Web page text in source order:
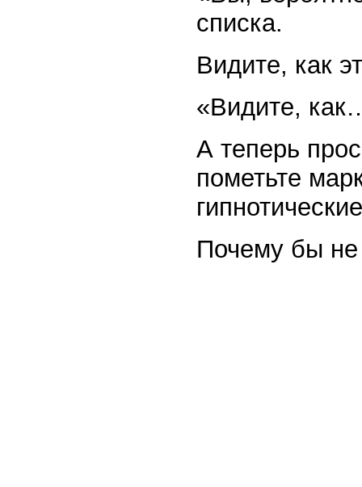
списка.
Видите, как
«Видите,
А теперь
пометьте
Почему бы не